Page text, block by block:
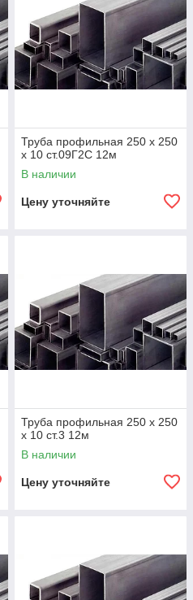
Труба профильная 250 х 250
х 10 ст.09Г2С 12м
В наличии
Цену уточняйте
Труба профильная 250 х 250
х 10 ст.3 12м
В наличии
Цену уточняйте